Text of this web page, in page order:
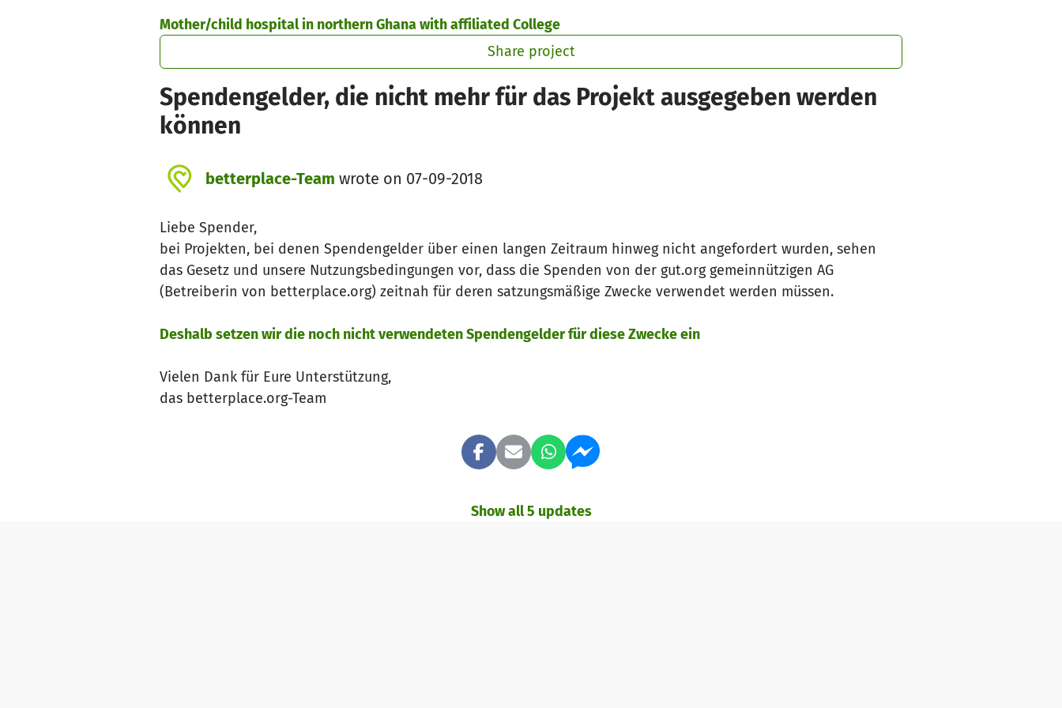
Mother/child hospital in northern Ghana with affiliated College
Share project
Spendengelder, die nicht mehr für das Projekt ausgegeben werden
können
betterplace-Team wrote on 07-09-2018
Liebe Spender,
bei Projekten, bei denen Spendengelder über einen langen Zeitraum hinweg nicht angefordert wurden, sehen
das Gesetz und unsere Nutzungsbedingungen vor, dass die Spenden von der gut.org gemeinnützigen AG
(Betreiberin von betterplace.org) zeitnah für deren satzungsmäßige Zwecke verwendet werden müssen.
Deshalb setzen wir die noch nicht verwendeten Spendengelder für diese Zwecke ein
Vielen Dank für Eure Unterstützung,
das betterplace.org-Team
Show all 5 updates